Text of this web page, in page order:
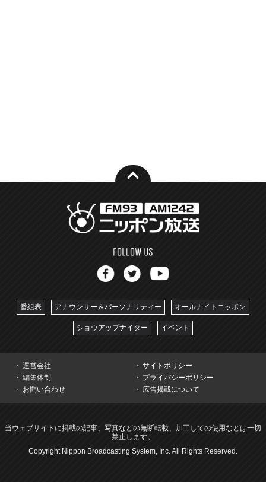
番組表 アナウンサー＆パーソナリティー オールナイトニッポン
ショウアップナイター イベント
運営会社
サイトポリシー
編集体制
プライバシーポリシー
お問い合わせ
広告掲載について
当ウェブサイトに掲載の記事、写真などの無断転載、加工しての使用などは一切
禁止します。
Copyright Nippon Broadcasting System, Inc. All Rights Reserved.